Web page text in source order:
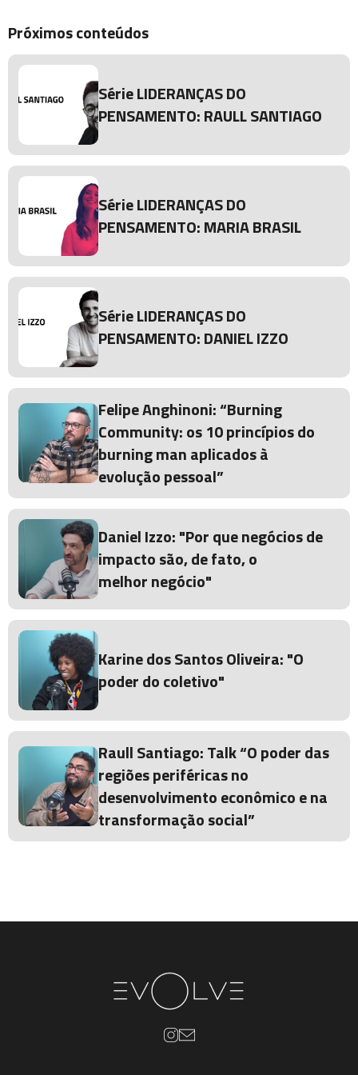
Karine dos Santos Oliveira: "O poder do
coletivo"
Raull Santiago: Talk “O poder das regiões
periféricas no desenvolvimento econômico
e na transformação social”
Próximos conteúdos
Série LIDERANÇAS DO
PENSAMENTO: RAULL SANTIAGO
Série LIDERANÇAS DO
PENSAMENTO: MARIA BRASIL
Série LIDERANÇAS DO
PENSAMENTO: DANIEL IZZO
Felipe Anghinoni: “Burning
Community: os 10 princípios do
burning man aplicados à
evolução pessoal”
Daniel Izzo: "Por que negócios de
impacto são, de fato, o
melhor negócio"
Karine dos Santos Oliveira: "O
poder do coletivo"
Raull Santiago: Talk “O poder das
regiões periféricas no
desenvolvimento econômico e na
transformação social”